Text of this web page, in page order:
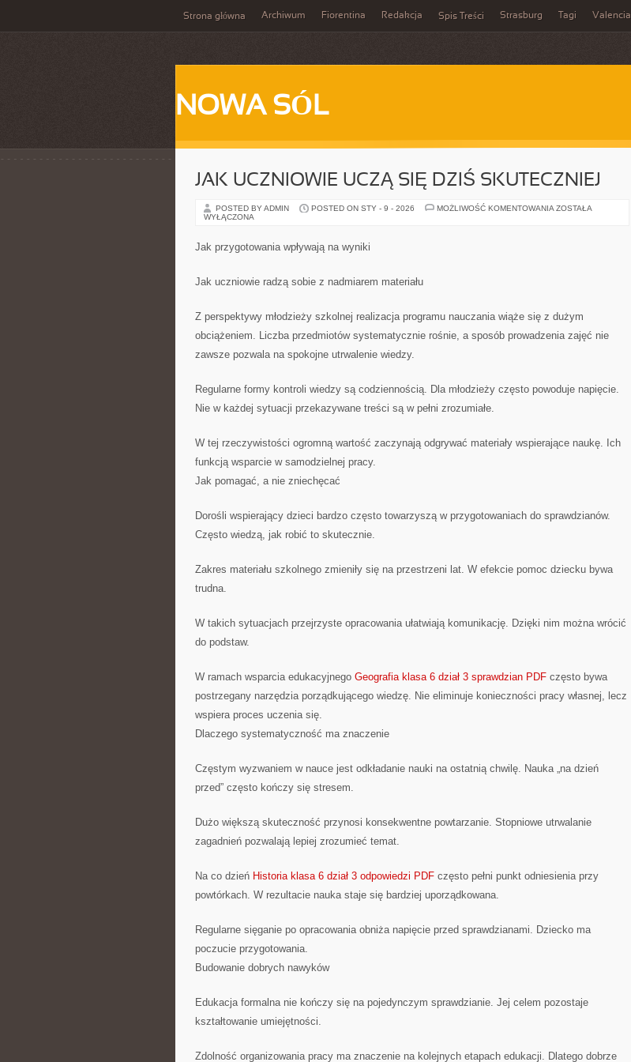
Strona główna Archiwum Fiorentina Redakcja Spis Treści Strasburg Tagi Valencia
NOWA SÓL
JAK UCZNIOWIE UCZĄ SIĘ DZIŚ SKUTECZNIEJ
POSTED BY ADMIN POSTED ON STY - 9 - 2026 MOŻLIWOŚĆ KOMENTOWANIA JAK
ZOSTAŁA
WYŁĄCZONA
Jak przygotowania wpływają na wyniki
Jak uczniowie radzą sobie z nadmiarem materiału
Z perspektywy młodzieży szkolnej realizacja programu nauczania wiąże się z dużym
obciążeniem. Liczba przedmiotów systematycznie rośnie, a sposób prowadzenia zajęć nie
zawsze pozwala na spokojne utrwalenie wiedzy.
Regularne formy kontroli wiedzy są codziennością. Dla młodzieży często powoduje napięcie.
Nie w każdej sytuacji przekazywane treści są w pełni zrozumiałe.
W tej rzeczywistości ogromną wartość zaczynają odgrywać materiały wspierające naukę. Ich
funkcją wsparcie w samodzielnej pracy.
Jak pomagać, a nie zniechęcać
Dorośli wspierający dzieci bardzo często towarzyszą w przygotowaniach do sprawdzianów.
Często wiedzą, jak robić to skutecznie.
Zakres materiału szkolnego zmieniły się na przestrzeni lat. W efekcie pomoc dziecku bywa
trudna.
W takich sytuacjach przejrzyste opracowania ułatwiają komunikację. Dzięki nim można wrócić
do podstaw.
W ramach wsparcia edukacyjnego Geografia klasa 6 dział 3 sprawdzian PDF często bywa
postrzegany narzędzia porządkującego wiedzę. Nie eliminuje konieczności pracy własnej, lecz
wspiera proces uczenia się.
Dlaczego systematyczność ma znaczenie
Częstym wyzwaniem w nauce jest odkładanie nauki na ostatnią chwilę. Nauka „na dzień
przed” często kończy się stresem.
Dużo większą skuteczność przynosi konsekwentne powtarzanie. Stopniowe utrwalanie
zagadnień pozwalają lepiej zrozumieć temat.
Na co dzień Historia klasa 6 dział 3 odpowiedzi PDF często pełni punkt odniesienia przy
powtórkach. W rezultacie nauka staje się bardziej uporządkowana.
Regularne sięganie po opracowania obniża napięcie przed sprawdzianami. Dziecko ma
poczucie przygotowania.
Budowanie dobrych nawyków
Edukacja formalna nie kończy się na pojedynczym sprawdzianie. Jej celem pozostaje
kształtowanie umiejętności.
Zdolność organizowania pracy ma znaczenie na kolejnych etapach edukacji. Dlatego dobrze